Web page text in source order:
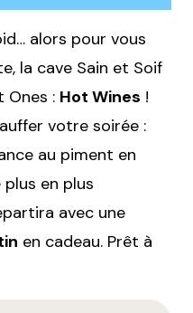
alors pour vous
la cave Sain et Soif
Ones : Hot Wines !
votre soirée :
au piment en
en plus
avec une
en cadeau. Prêt à